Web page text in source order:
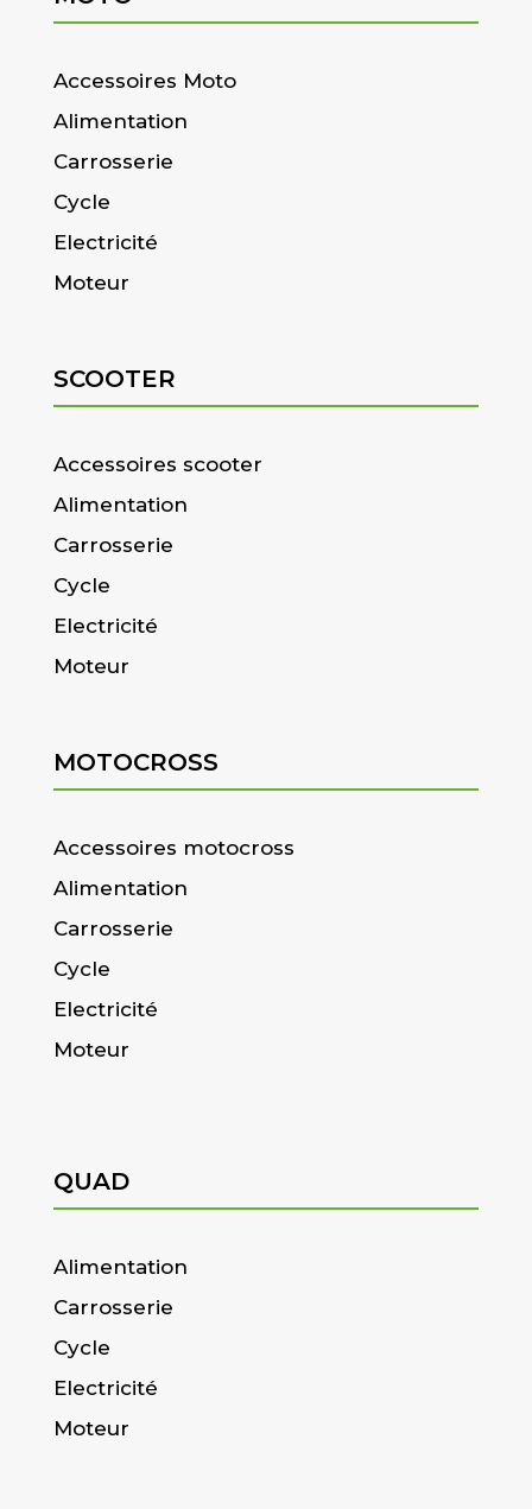
Accessoires Moto
Alimentation
Carrosserie
Cycle
Electricité
Moteur
SCOOTER
Accessoires scooter
Alimentation
Carrosserie
Cycle
Electricité
Moteur
MOTOCROSS
Accessoires motocross
Alimentation
Carrosserie
Cycle
Electricité
Moteur
QUAD
Alimentation
Carrosserie
Cycle
Electricité
Moteur